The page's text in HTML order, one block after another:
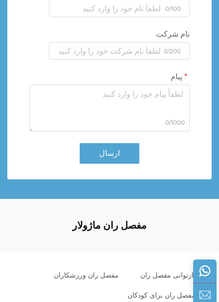
0/100
نام شرکت
0/200
پیام
0/1000
ارسال
مفصل ران ماژولار
بازتوانی مفصل ران مفصل ران ورزشکاران
مفصل ران برای کودکان